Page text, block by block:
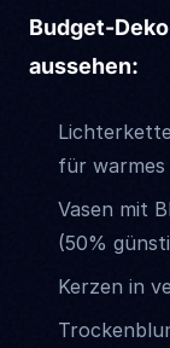
Budget-
aussehen:
für
Vasen mit
(50%
Kerzen in